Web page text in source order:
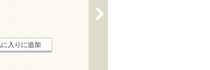
入りに追加